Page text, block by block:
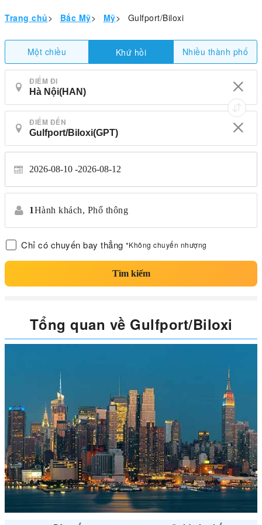
Trang chủ> Bắc Mỹ> Mỹ> Gulfport/Biloxi
Một chiều Khứ hồi Nhiều thành phố
ĐIỂM ĐI
ĐIỂM ĐẾN
2026-08-10 2026-08-12
1Hành khách, Phổ thông
Chỉ có chuyến bay thẳng *Không chuyển nhượng
Tìm kiếm
Tổng quan về Gulfport/Biloxi